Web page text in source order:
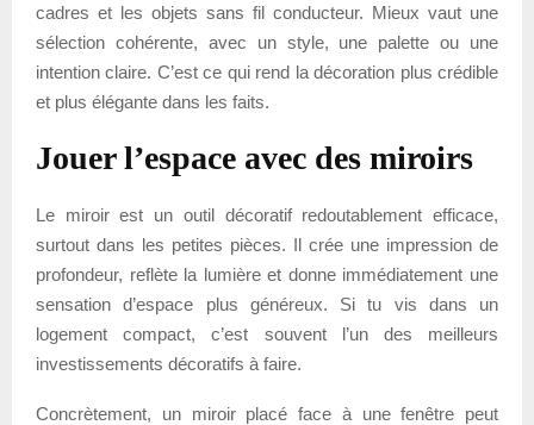
cadres et les objets sans fil conducteur. Mieux vaut une
sélection cohérente, avec un style, une palette ou une
intention claire. C’est ce qui rend la décoration plus crédible
et plus élégante dans les faits.
Jouer l’espace avec des miroirs
Le miroir est un outil décoratif redoutablement efficace,
surtout dans les petites pièces. Il crée une impression de
profondeur, reflète la lumière et donne immédiatement une
sensation d’espace plus généreux. Si tu vis dans un
logement compact, c’est souvent l’un des meilleurs
investissements décoratifs à faire.
Concrètement, un miroir placé face à une fenêtre peut